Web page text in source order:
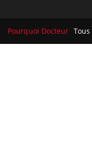
Pourquoi Docteur